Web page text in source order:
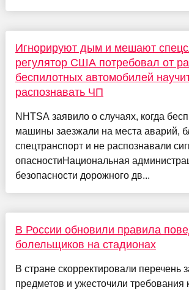
Игнорируют дым и мешают
регулятор США потребовал от
беспилотных автомобилей
распознавать ЧП
NHTSA заявило о случаях, когда
машины заезжали на места аварий,
спецтранспорт и не распознавали
опасностиНациональная
безопасности дорожного дв...
В России обновили правила
болельщиков на стадионах
В стране скорректировали перечень
предметов и ужесточили требования